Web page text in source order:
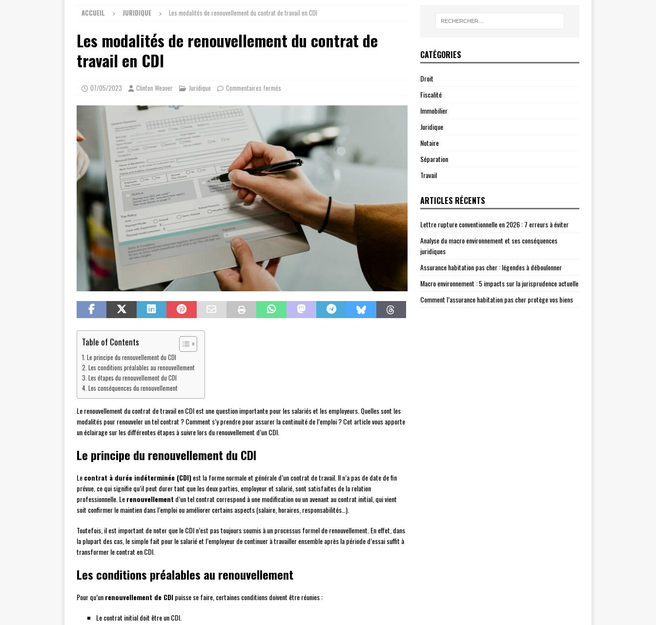
ACCUEIL JURIDIQUE Les modalités de renouvellement du contrat de travail en CDI
Les modalités de renouvellement du contrat de
travail en CDI
07/05/2023 Clinton Weaver Juridique Commentaires fermés
Table of Contents
Le principe du renouvellement du CDI
Les conditions préalables au renouvellement
Les étapes du renouvellement du CDI
Les conséquences du renouvellement
Le renouvellement du contrat de travail en CDI est une question importante pour les salariés et les employeurs. Quelles sont les
modalités pour renouveler un tel contrat ? Comment s’y prendre pour assurer la continuité de l’emploi ? Cet article vous apporte
un éclairage sur les différentes étapes à suivre lors du renouvellement d’un CDI.
Le principe du renouvellement du CDI
Lecontrat à durée indéterminée (CDI)est la forme normale et générale d’un contrat de travail. Il n’a pas de date de fin
prévue, ce qui signifie qu’il peut durer tant que les deux parties, employeur et salarié, sont satisfaites de la relation
professionnelle. Lerenouvellement d’un tel contrat correspond à une modification ou un avenant au contrat initial, qui vient
soit confirmer le maintien dans l’emploi ou améliorer certains aspects (salaire, horaires, responsabilités…).
Toutefois, il est important de noter que le CDI n’est pas toujours soumis à un processus formel de renouvellement. En effet, dans
la plupart des cas, le simple fait pour le salarié et l’employeur de continuer à travailler ensemble après la période d’essai suffit à
transformer le contrat en CDI.
Les conditions préalables au renouvellement
Pour qu’unrenouvellement de CDIpuisse se faire, certaines conditions doivent être réunies :
Le contrat initial doit être un CDI.
CATÉGORIES
Droit
Fiscalité
Immobilier
Juridique
Notaire
Séparation
Travail
ARTICLES RÉCENTS
Lettre rupture conventionnelle en 2026 : 7 erreurs à éviter
Analyse du macro environnement et ses conséquences
juridiques
Assurance habitation pas cher : légendes à déboulonner
Macro environnement : 5 impacts sur la jurisprudence actuelle
Comment l’assurance habitation pas cher protège vos biens